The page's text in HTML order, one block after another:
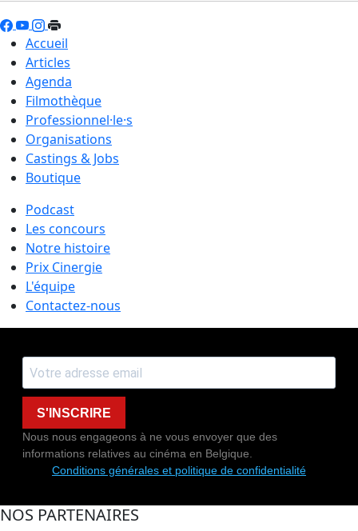
Accueil
Articles
Agenda
Filmothèque
Professionnel·le·s
Organisations
Castings & Jobs
Boutique
Podcast
Les concours
Notre histoire
Prix Cinergie
L'équipe
Contactez-nous
S'INSCRIRE
Nous nous engageons à ne vous envoyer que des
informations relatives au cinéma en Belgique.
Conditions générales et politique de confidentialité
NOS PARTENAIRES